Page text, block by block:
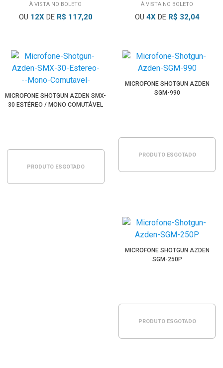
À VISTA NO BOLETO
OU 12XDE R$ 117,20
À VISTA NO BOLETO
OU 4XDE R$ 32,04
MICROFONE SHOTGUN AZDEN SMX-
30 ESTÉREO / MONO COMUTÁVEL
PRODUTO ESGOTADO
MICROFONE SHOTGUN AZDEN
SGM-990
PRODUTO ESGOTADO
MICROFONE SHOTGUN AZDEN
SGM-250P
PRODUTO ESGOTADO